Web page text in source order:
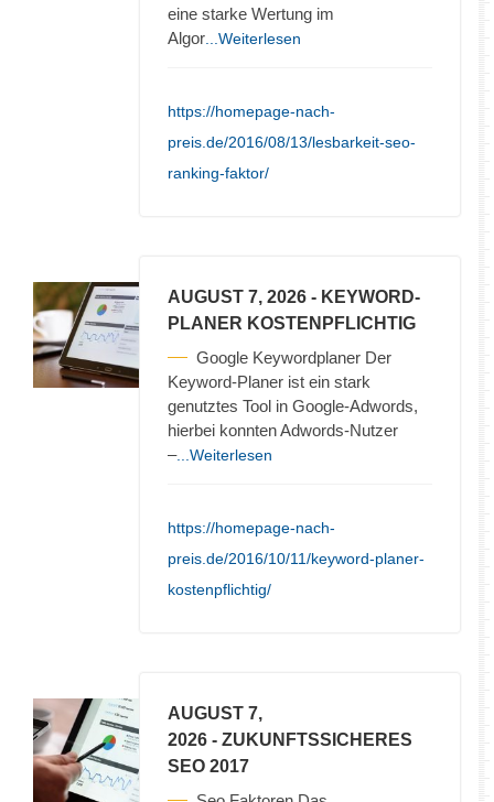
eine starke Wertung im
Algor ...Weiterlesen
https://homepage-nach-
preis.de/2016/08/13/lesbarkeit-seo-
ranking-faktor/
AUGUST 7, 2026 - KEYWORD-
PLANER KOSTENPFLICHTIG
Google Keywordplaner Der
Keyword-Planer ist ein stark
genutztes Tool in Google-Adwords,
hierbei konnten Adwords-Nutzer
–...Weiterlesen
https://homepage-nach-
preis.de/2016/10/11/keyword-planer-
kostenpflichtig/
AUGUST 7,
2026 - ZUKUNFTSSICHERES
SEO 2017